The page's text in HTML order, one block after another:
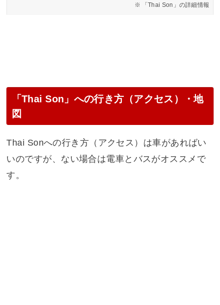
「Thai Son」の詳細情報
「Thai Son」への行き方（アクセス）・地
図
Thai Sonへの行き方（アクセス）は車があればい
いのですが、ない場合は電車とバスがオススメで
す。